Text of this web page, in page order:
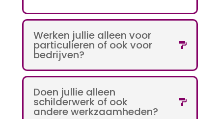
Werken jullie alleen voor
particulieren of ook voor
bedrijven?
Doen jullie alleen
schilderwerk of ook
andere werkzaamheden?